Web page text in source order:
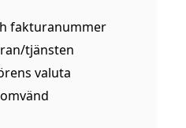
fakturanummer
tjänsten
valuta